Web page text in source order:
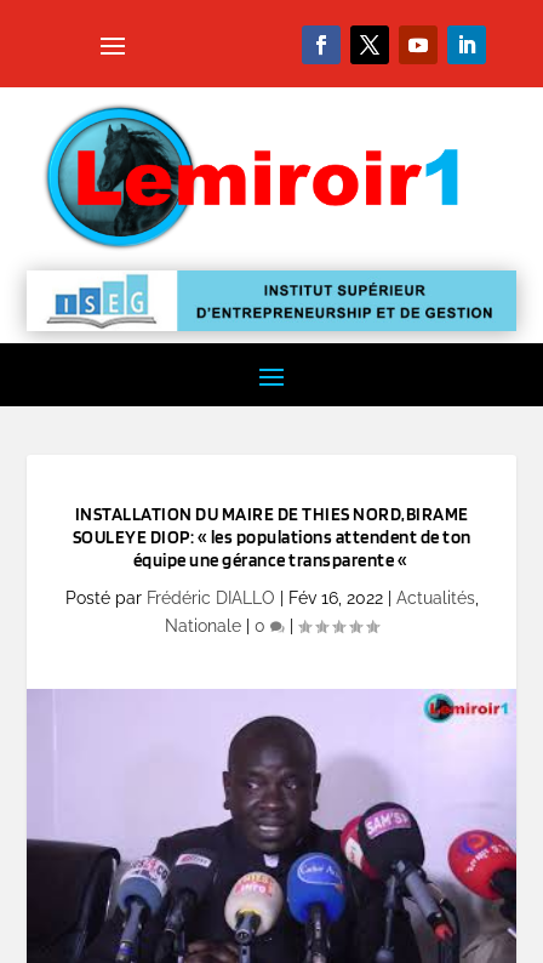
INSTALLATION DU MAIRE DE THIES NORD,BIRAME
SOULEYE DIOP: « les populations attendent de ton
équipe une gérance transparente «
Posté par Frédéric DIALLO Fév 16, 2022| Actualités,
Nationale
0